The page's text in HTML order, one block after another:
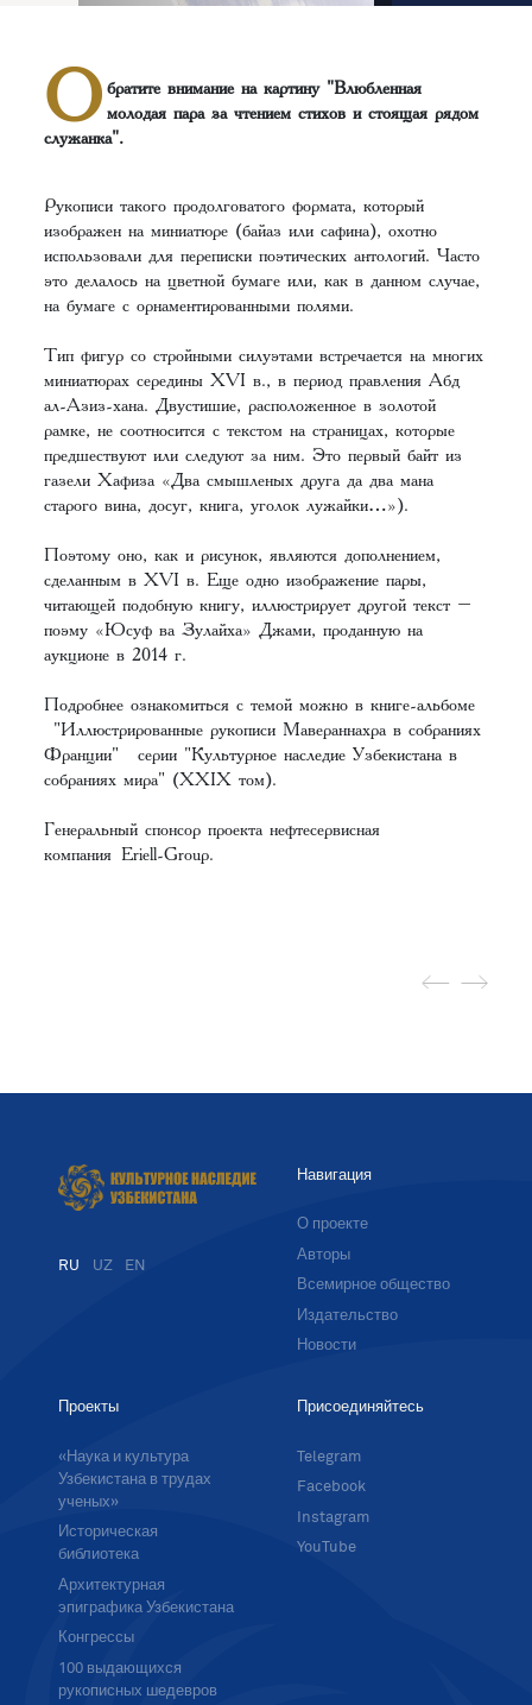
О братите внимание на картину "Влюбленная
молодая пара за чтением стихов и стоящая рядом
служанка".
Рукописи такого продолговатого формата, который
изображен на миниатюре (байаз или сафина), охотно
использовали для переписки поэтических антологий. Часто
это делалось на цветной бумаге или, как в данном случае,
на бумаге с орнаментированными полями.
Тип фигур со стройными силуэтами встречается на многих
миниатюрах середины XVI в., в период правления Абд
ал-Азиз-хана. Двустишие, расположенное в золотой
рамке, не соотносится с текстом на страницах, которые
предшествуют или следуют за ним. Это первый байт из
газели Хафиза «Два смышленых друга да два мана
старого вина, досуг, книга, уголок лужайки…»).
Поэтому оно, как и рисунок, являются дополнением,
сделанным в XVI в. Еще одно изображение пары,
читающей подобную книгу, иллюстрирует другой текст –
поэму «Юсуф ва Зулайха» Джами, проданную на
аукционе в 2014 г.
Подробнее ознакомиться с темой можно в книге-альбоме
"Иллюстрированные рукописи Мавераннахра в собраниях
Франции" серии "Культурное наследие Узбекистана в
собраниях мира" (XXIX том).
Генеральный спонсор проекта нефтесервисная
компания Eriell-Group.
RU UZ EN
Навигация
О проекте
Авторы
Всемирное общество
Издательство
Новости
Проекты
«Наука и культура
Узбекистана в трудах
ученых»
Историческая
библиотека
Архитектурная
эпиграфика Узбекистана
Конгрессы
100 выдающихся
рукописных шедевров
Присоединяйтесь
Telegram
Facebook
Instagram
YouTube